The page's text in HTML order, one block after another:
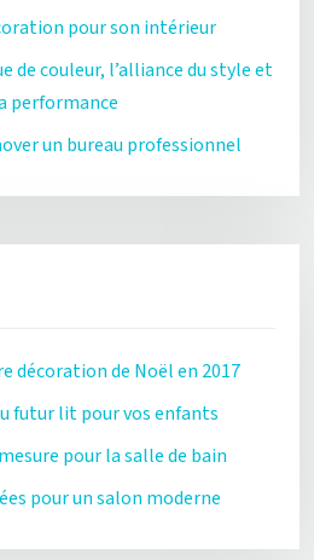
pour son intérieur
de couleur, l’alliance du style et
performance
un bureau professionnel
décoration de Noël en 2017
futur lit pour vos enfants
pour la salle de bain
pour un salon moderne